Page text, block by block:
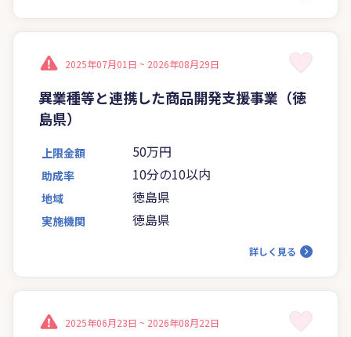
2025年07月01日 ~ 2026年08月29日
異業種等と連携した商品開発支援事業（徳
島県）
上限金額 50万円
助成率 10分の10以内
地域 徳島県
実施機関 徳島県
詳しく見る
2025年06月23日 ~ 2026年08月22日